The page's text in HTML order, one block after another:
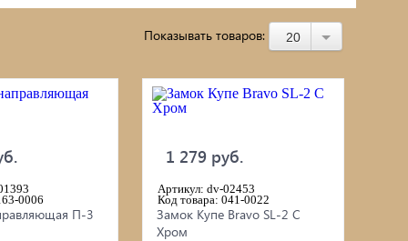
Строительное оборудование
Чучела животных и птиц
рубероид
Подвесные кресла
Показывать товаров: 20
0006
П-3
1 279 руб.
Артикул: dv-02453
Код товара: 041-0022
Замок Купе Bravo SL-2 C
Хром